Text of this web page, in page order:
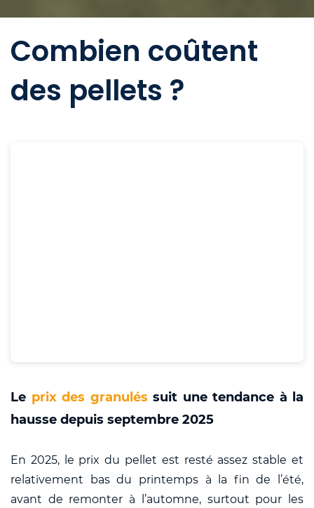
Combien coûtent
des pellets ?
Le prix des granulés suit une tendance à la
hausse depuis septembre 2025
En 2025, le prix du pellet est resté assez stable et
relativement bas du printemps à la fin de l’été,
avant de remonter à l’automne, surtout pour les